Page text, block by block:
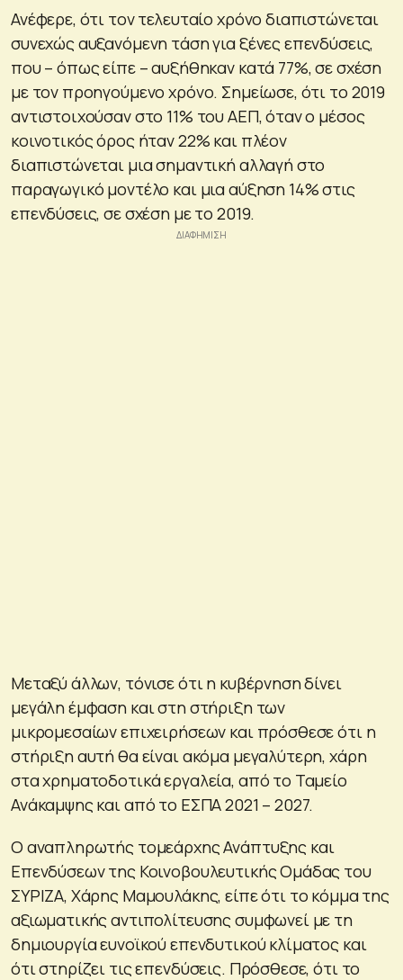
Ανέφερε, ότι τον τελευταίο χρόνο διαπιστώνεται
συνεχώς αυξανόμενη τάση για ξένες επενδύσεις,
που – όπως είπε – αυξήθηκαν κατά 77%, σε σχέση
με τον προηγούμενο χρόνο. Σημείωσε, ότι το 2019
αντιστοιχούσαν στο 11% του ΑΕΠ, όταν ο μέσος
κοινοτικός όρος ήταν 22% και πλέον
διαπιστώνεται μια σημαντική αλλαγή στο
παραγωγικό μοντέλο και μια αύξηση 14% στις
επενδύσεις, σε σχέση με το 2019.
Μεταξύ άλλων, τόνισε ότι η κυβέρνηση δίνει
μεγάλη έμφαση και στη στήριξη των
μικρομεσαίων επιχειρήσεων και πρόσθεσε ότι η
στήριξη αυτή θα είναι ακόμα μεγαλύτερη, χάρη
στα χρηματοδοτικά εργαλεία, από το Ταμείο
Ανάκαμψης και από το ΕΣΠΑ 2021 – 2027.
Ο αναπληρωτής τομεάρχης Ανάπτυξης και
Επενδύσεων της Κοινοβουλευτικής Ομάδας του
ΣΥΡΙΖΑ, Χάρης Μαμουλάκης, είπε ότι το κόμμα της
αξιωματικής αντιπολίτευσης συμφωνεί με τη
δημιουργία ευνοϊκού επενδυτικού κλίματος και
ότι στηρίζει τις επενδύσεις. Πρόσθεσε, ότι το